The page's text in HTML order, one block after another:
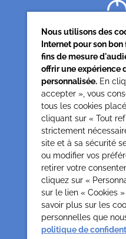
62 rue
Cesap
01
Mentions
Gestion
Politique de confidentialité
Nous utilisons des
Internet pour son
fins de mesure
offrir une expérience
personnalisée. En
accepter », vous
tous les cookies
cliquant sur « Tout
strictement
site et à sa sécurité
ou modifier vos
retirer votre
cliquez sur «
sur le lien « Cookies
savoir plus sur les
personnelles que
politique de